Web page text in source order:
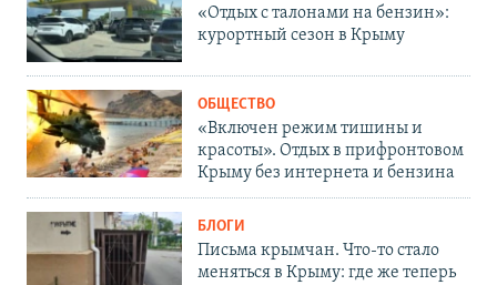
«Отдых с талонами на бензин»:
курортный сезон в Крыму
ОБЩЕСТВО
«Включен режим тишины и
красоты». Отдых в прифронтовом
Крыму без интернета и бензина
БЛОГИ
Письма крымчан. Что-то стало
меняться в Крыму: где же теперь